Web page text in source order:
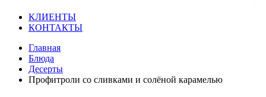
КЛИЕНТЫ
КОНТАКТЫ
Главная
Блюда
Десерты
Профитроли со сливками и солёной карамелью